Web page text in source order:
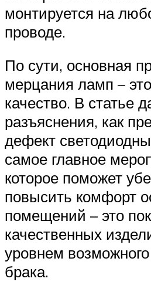
монтируется на
проводе.
По сути, основная
мерцания ламп –
качество. В статье
разъяснения, как
дефект
самое главное
которое поможет
повысить комфорт
помещений – это
качественных
уровнем
брака.